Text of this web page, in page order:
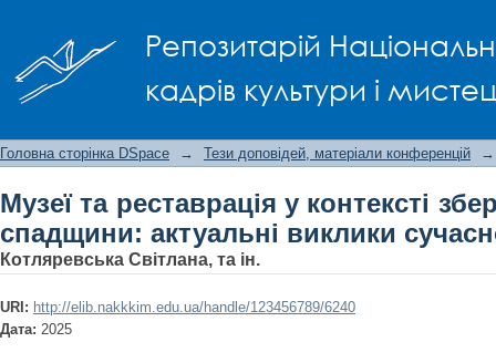
Репозитарій
кадрів культури і
виклики сучасності
Головна сторінка DSpace → Тези доповідей, матеріали конференцій →
Музеї та реставрація у контексті
спадщини: актуальні виклики
Котляревська Світлана, та ін.
URI: http://elib.nakkkim.edu.ua/handle/123456789/6240
Дата: 2025